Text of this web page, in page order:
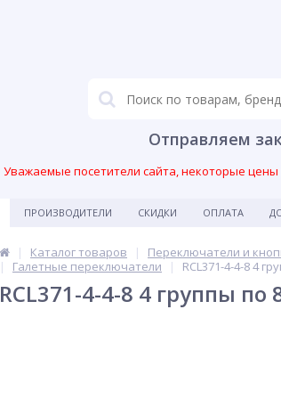
Отправляем
Уважаемые посетители сайта, некоторые цены
ПРОИЗВОДИТЕЛИ СКИДКИ ОПЛАТА
Каталог товаров Переключатели и
Галетные переключатели
RCL371-4-4-8 4
RCL371-4-4-8 4 группы